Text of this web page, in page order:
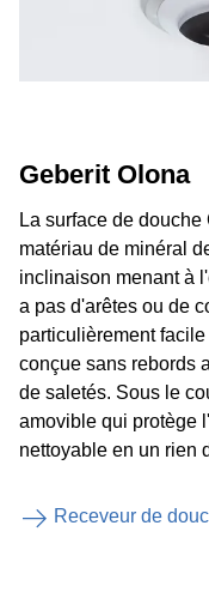
Geberit Olona
La surface de
matériau de minéral
inclinaison menant à
a pas d'arêtes ou de
particulièrement
conçue sans rebords
de saletés. Sous le
amovible qui protège
nettoyable en un rien
Receveur de